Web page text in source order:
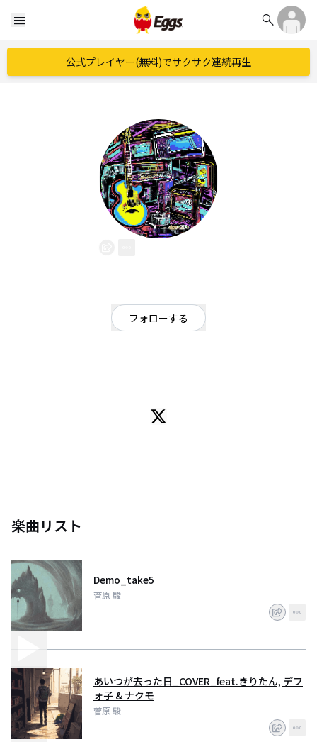
menu search
公式プレイヤー(無料)でサクサク連続再生
フォローする
楽曲リスト
Demo_take5
菅原 駿
あいつが去った日_COVER_feat.きりたん, デフ
ォ子 & ナクモ
菅原 駿